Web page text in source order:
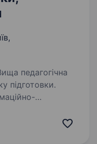
підготовки.